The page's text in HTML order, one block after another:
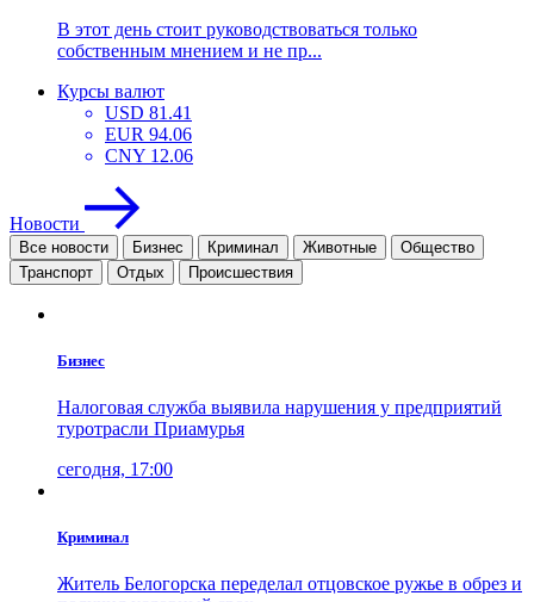
В этот день стоит руководствоваться только
собственным мнением и не пр...
Курсы валют
USD 81.41
EUR 94.06
CNY 12.06
Новости
Все новости Бизнес Криминал Животные
Общество
Транспорт
Отдых Проиcшествия
Бизнес
Налоговая служба выявила нарушения у предприятий
туротрасли Приамурья
сегодня, 17:00
Криминал
Житель Белогорска переделал отцовское ружье в обрез и